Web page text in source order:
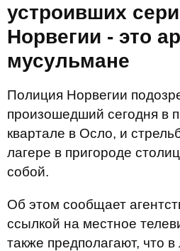
устроивших
Норвегии - это
мусульмане
Полиция Норвегии
произошедший сегодня в
квартале в Осло, и
лагере в пригороде
собой.
Об этом сообщает
ссылкой на местное
также предполагают, что